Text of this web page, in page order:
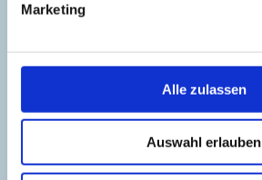
Marketing
Alle zulassen
Auswahl erlauben
Vogelschutzinsel